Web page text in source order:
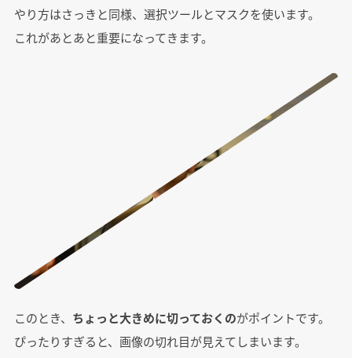
やり方はさっきと同様、選択ツールとマスクを使います。
これがあとあと重要になってきます。
このとき、 ちょっと大きめに切っておくのがポイントです。
ぴったりすぎると、画像の切れ目が見えてしまいます。